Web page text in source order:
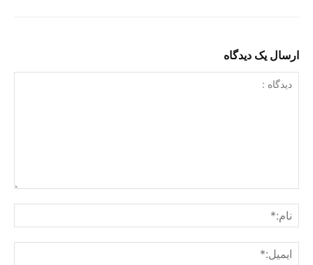
ارسال یک دیدگاه